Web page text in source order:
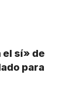
sí» de
para